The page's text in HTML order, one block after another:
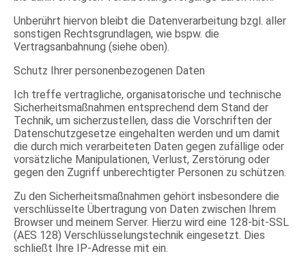
Unberührt hiervon bleibt die Datenverarbeitung bzgl. aller
sonstigen Rechtsgrundlagen, wie bspw. die
Vertragsanbahnung (siehe oben).
Schutz Ihrer personenbezogenen Daten
Ich treffe vertragliche, organisatorische und technische
Sicherheitsmaßnahmen entsprechend dem Stand der
Technik, um sicherzustellen, dass die Vorschriften der
Datenschutzgesetze eingehalten werden und um damit
die durch mich verarbeiteten Daten gegen zufällige oder
vorsätzliche Manipulationen, Verlust, Zerstörung oder
gegen den Zugriff unberechtigter Personen zu schützen.
Zu den Sicherheitsmaßnahmen gehört insbesondere die
verschlüsselte Übertragung von Daten zwischen Ihrem
Browser und meinem Server. Hierzu wird eine 128-bit-SSL
(AES 128) Verschlüsselungstechnik eingesetzt. Dies
schließt Ihre IP-Adresse mit ein.